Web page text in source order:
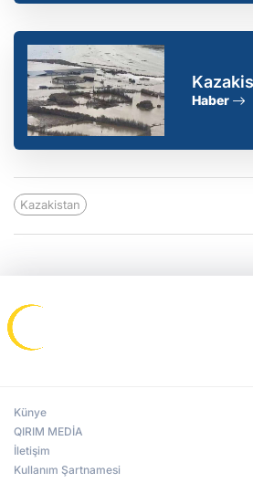
Haber
Kazakistan
Künye
QIRIM MEDİA
İletişim
Kullanım Şartnamesi